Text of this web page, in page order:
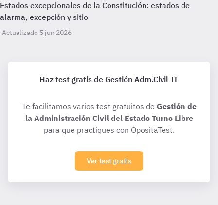
Estados excepcionales de la Constitución: estados de
alarma, excepción y sitio
Actualizado 5 jun 2026
Haz test gratis de Gestión Adm.Civil TL
Te facilitamos varios test gratuitos de Gestión de
la Administración Civil del Estado Turno Libre
para que practiques con OpositaTest.
Ver test gratis